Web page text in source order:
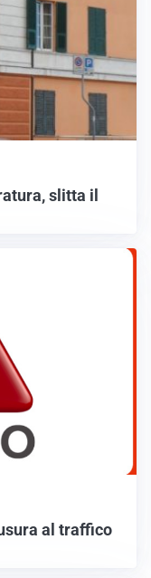
slitta il
al traffico